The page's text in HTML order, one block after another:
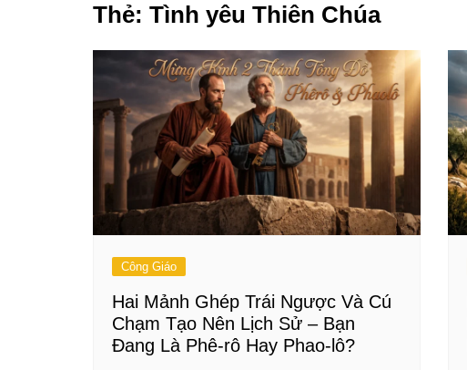
Thẻ: Tình yêu Thiên Chúa
Công Giáo
Hai Mảnh Ghép Trái Ngược Và Cú
Chạm Tạo Nên Lịch Sử – Bạn
Đang Là Phê-rô Hay Phao-lô?